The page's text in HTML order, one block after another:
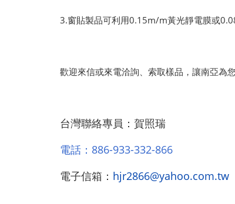
3.窗貼製品可利用0.15m/m黃光靜電膜或
歡迎來信或來電洽詢、索取樣品，讓南亞為
台灣聯絡專員：賀照瑞
電話：886-933-332-866
電子信箱： hjr2866@yahoo.com.tw